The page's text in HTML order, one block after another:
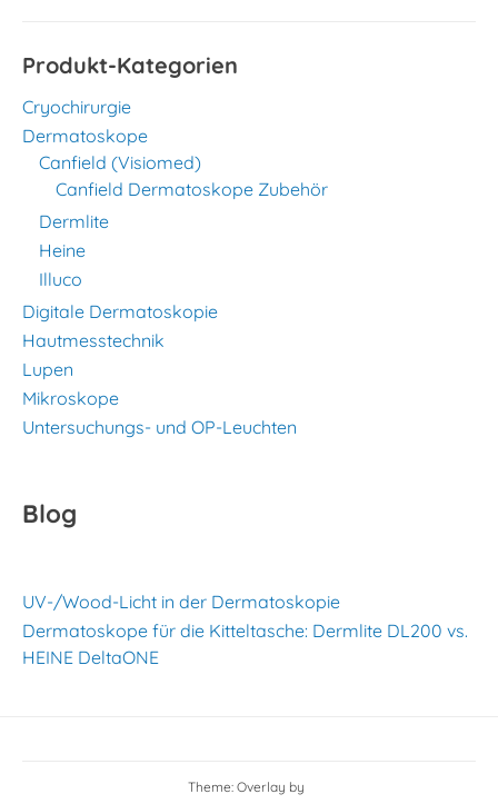
Produkt-Kategorien
Cryochirurgie
Dermatoskope
Canfield (Visiomed)
Canfield Dermatoskope Zubehör
Dermlite
Heine
Illuco
Digitale Dermatoskopie
Hautmesstechnik
Lupen
Mikroskope
Untersuchungs- und OP-Leuchten
Blog
UV-/Wood-Licht in der Dermatoskopie
Dermatoskope für die Kitteltasche: Dermlite DL200 vs.
HEINE DeltaONE
Theme: Overlay by